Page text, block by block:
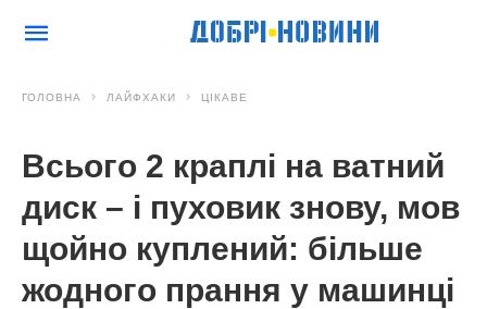
ГОЛОВНА ЛАЙФХАКИ ЦІКАВЕ
Всього 2 краплі на ватний
диск – і пуховик знову, мов
щойно куплений: більше
жодного прання у машинці